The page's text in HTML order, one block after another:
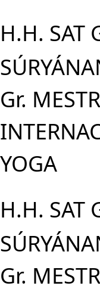
H.H. SAT
Gr.
YOGA
H.H. SAT
Gr.